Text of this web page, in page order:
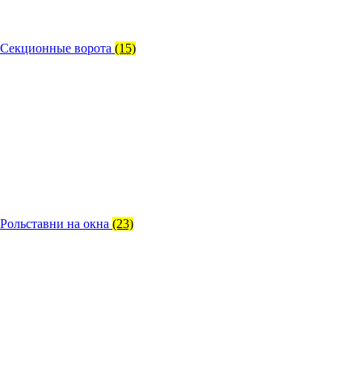
Секционные ворота (15)
Рольставни на окна (23)